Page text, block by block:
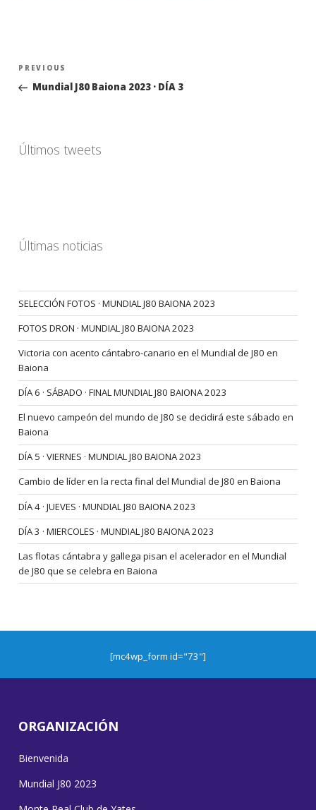
Navegación
entradas
Previous
Post
PREVIOUS
Mundial J80 Baiona 2023 · DÍA 3
Últimos tweets
Últimas noticias
SELECCIÓN FOTOS · MUNDIAL J80 BAIONA 2023
FOTOS DRON · MUNDIAL J80 BAIONA 2023
Victoria con acento cántabro-canario en el Mundial de J80 en
Baiona
DÍA 6 · SÁBADO · FINAL MUNDIAL J80 BAIONA 2023
El nuevo campeón del mundo de J80 se decidirá este sábado en
Baiona
DÍA 5 · VIERNES · MUNDIAL J80 BAIONA 2023
Cambio de líder en la recta final del Mundial de J80 en Baiona
DÍA 4 · JUEVES · MUNDIAL J80 BAIONA 2023
DÍA 3 · MIERCOLES · MUNDIAL J80 BAIONA 2023
Las flotas cántabra y gallega pisan el acelerador en el Mundial
de J80 que se celebra en Baiona
[mc4wp_form id="73"]
ORGANIZACIÓN
Bienvenida
Mundial J80 2023